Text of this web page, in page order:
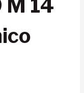
M 14